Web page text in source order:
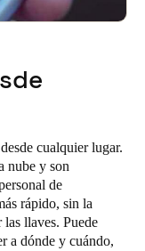
cualquier lugar.
nube y son
de
rápido, sin la
llaves. Puede
a dónde y cuándo,